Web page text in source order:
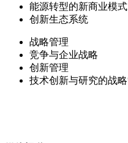
能源转型的新商业模式
创新生态系统
战略管理
竞争与企业战略
创新管理
技术创新与研究的战